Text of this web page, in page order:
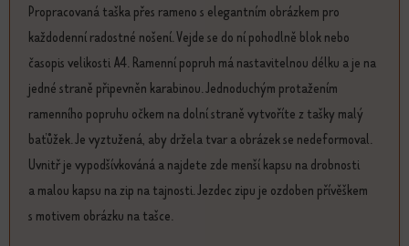
Propracovaná taška přes rameno s elegantním obrázkem pro
každodenní radostné nošení. Vejde se do ní pohodlně blok nebo
časopis velikosti A4. Ramenní popruh má nastavitelnou délku a je na
jedné straně připevněn karabinou. Jednoduchým protažením
ramenního popruhu očkem na dolní straně vytvoříte z tašky malý
baťůžek. Je vyztužená, aby držela tvar a obrázek se nedeformoval.
Uvnitř je vypodšívkováná a najdete zde menší kapsu na drobnosti
a malou kapsu na zip na tajnosti. Jezdec zipu je ozdoben přívěškem
s motivem obrázku na tašce.